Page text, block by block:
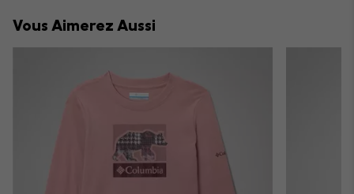
Vous Aimerez Aussi